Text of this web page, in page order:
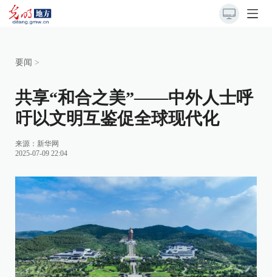
要闻 >
共享“和合之美”——中外人士呼
吁以文明互鉴促全球现代化
来源： 新华网
2025-07-09 22:04